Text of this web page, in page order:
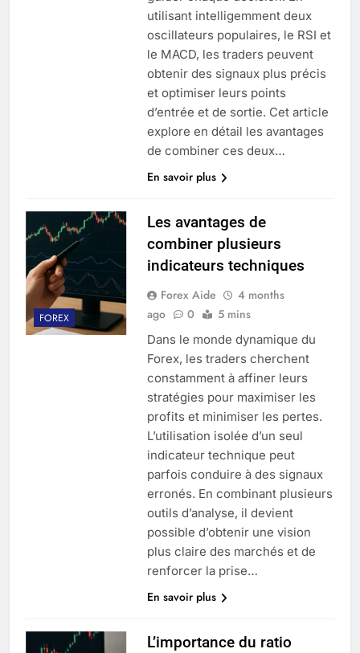
utilisant intelligemment deux
oscillateurs populaires, le RSI et
le MACD, les traders peuvent
obtenir des signaux plus précis
et optimiser leurs points
d’entrée et de sortie. Cet article
explore en détail les avantages
de combiner ces deux…
En savoir plus
FOREX
Les avantages de
combiner plusieurs
indicateurs techniques
Forex Aide
4 months
ago
0 5 mins
Dans le monde dynamique du
Forex, les traders cherchent
constamment à affiner leurs
stratégies pour maximiser les
profits et minimiser les pertes.
L’utilisation isolée d’un seul
indicateur technique peut
parfois conduire à des signaux
erronés. En combinant plusieurs
outils d’analyse, il devient
possible d’obtenir une vision
plus claire des marchés et de
renforcer la prise…
En savoir plus
L’importance du ratio